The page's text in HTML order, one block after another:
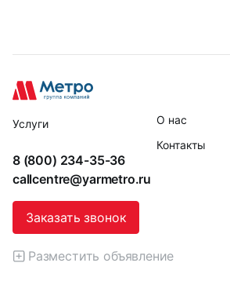
Услуги
О нас
Контакты
8 (800) 234-35-36
callcentre@yarmetro.ru
Заказать звонок
Разместить объявление